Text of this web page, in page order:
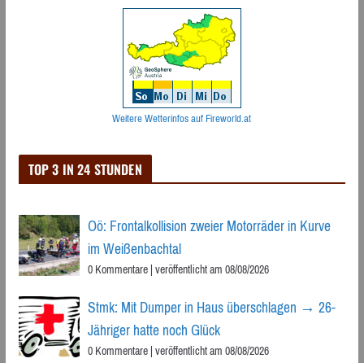
Weitere Wetterinfos auf Fireworld.at
TOP 3 IN 24 STUNDEN
Oö: Frontalkollision zweier Motorräder in Kurve
im Weißenbachtal
0 Kommentare|veröffentlicht am 08/08/2026
Stmk: Mit Dumper in Haus überschlagen → 26-
Jähriger hatte noch Glück
0 Kommentare|veröffentlicht am 08/08/2026